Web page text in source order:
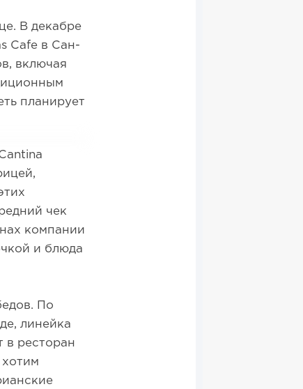
В декабре
Cafe в Сан-
включая
планирует
чек
компании
и блюда
По
линейка
в ресторан